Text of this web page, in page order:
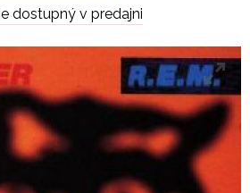
dostupný v predajni